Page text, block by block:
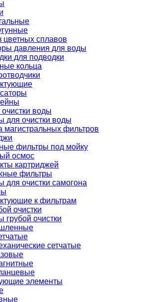
цветных сплавов
давления для воды
для подводки
кольца
воды
для очистки воды
магистральных фильтров
фильтры под мойку
осмос
картриджей
фильтры
для очистки самогона
к фильтрам
очистки
грубой очистки
сетчатые
элементы